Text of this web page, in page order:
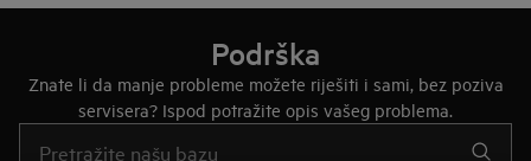
Podrška
Znate li da manje probleme možete riješiti i sami, bez poziva
servisera? Ispod potražite opis vašeg problema.